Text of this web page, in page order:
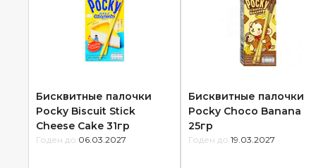
Бисквитные палочки
Pocky Biscuit Stick
Cheese Cake 31гр
Годен до: 06.03.2027
Бисквитные палочки
Pocky Choco Banana
25гр
Годен до: 19.03.2027